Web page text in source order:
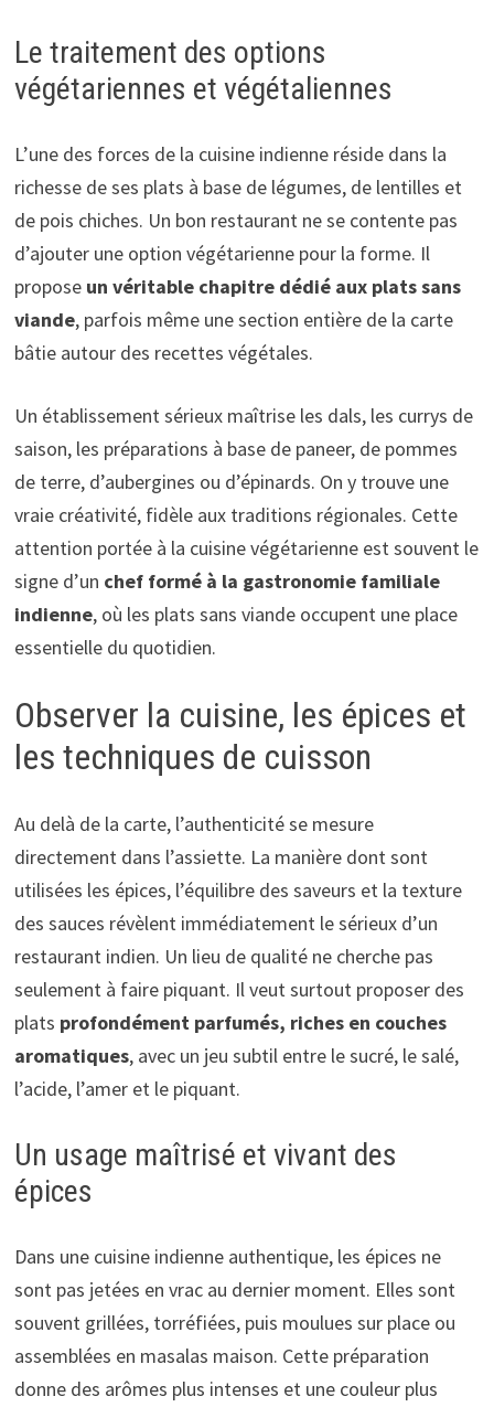
Le traitement des options
végétariennes et végétaliennes
L’une des forces de la cuisine indienne réside dans la
richesse de ses plats à base de légumes, de lentilles et
de pois chiches. Un bon restaurant ne se contente pas
d’ajouter une option végétarienne pour la forme. Il
propose un véritable chapitre dédié aux plats sans
viande, parfois même une section entière de la carte
bâtie autour des recettes végétales.
Un établissement sérieux maîtrise les dals, les currys de
saison, les préparations à base de paneer, de pommes
de terre, d’aubergines ou d’épinards. On y trouve une
vraie créativité, fidèle aux traditions régionales. Cette
attention portée à la cuisine végétarienne est souvent le
signe d’un chef formé à la gastronomie familiale
indienne, où les plats sans viande occupent une place
essentielle du quotidien.
Observer la cuisine, les épices et
les techniques de cuisson
Au delà de la carte, l’authenticité se mesure
directement dans l’assiette. La manière dont sont
utilisées les épices, l’équilibre des saveurs et la texture
des sauces révèlent immédiatement le sérieux d’un
restaurant indien. Un lieu de qualité ne cherche pas
seulement à faire piquant. Il veut surtout proposer des
plats profondément parfumés, riches en couches
aromatiques, avec un jeu subtil entre le sucré, le salé,
l’acide, l’amer et le piquant.
Un usage maîtrisé et vivant des
épices
Dans une cuisine indienne authentique, les épices ne
sont pas jetées en vrac au dernier moment. Elles sont
souvent grillées, torréfiées, puis moulues sur place ou
assemblées en masalas maison. Cette préparation
donne des arômes plus intenses et une couleur plus